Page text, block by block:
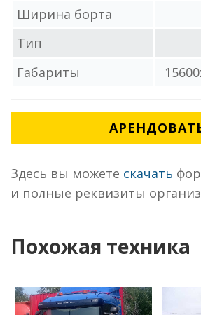
Ширина борта
Тип
Габариты
Здесь вы можете скачать
и полные реквизиты
Похожая техника